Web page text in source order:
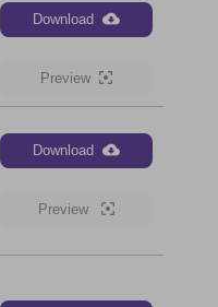
Download
Preview
Download
Preview